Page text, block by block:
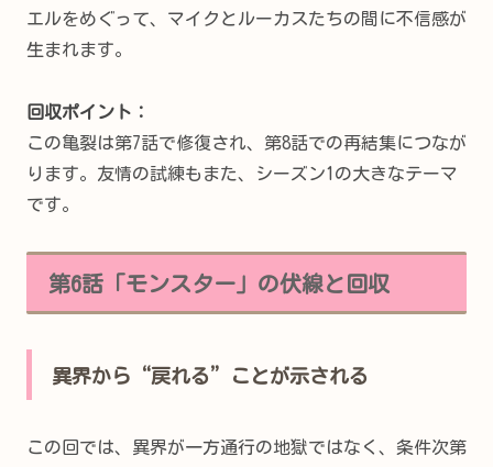
エルをめぐって、マイクとルーカスたちの間に不信感が
生まれます。
回収ポイント：
この亀裂は第7話で修復され、第8話での再結集につなが
ります。友情の試練もまた、シーズン1の大きなテーマ
です。
第6話「モンスター」の伏線と回収
異界から“戻れる”ことが示される
この回では、異界が一方通行の地獄ではなく、条件次第